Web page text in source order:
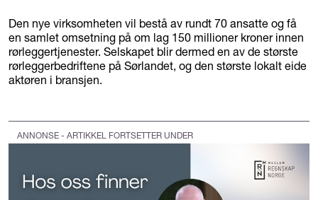
Den nye virksomheten vil bestå av rundt 70 ansatte og få
en samlet omsetning på om lag 150 millioner kroner innen
rørleggertjenester. Selskapet blir dermed en av de største
rørleggerbedriftene på Sørlandet, og den største lokalt eide
aktøren i bransjen.
ANNONSE - ARTIKKEL FORTSETTER UNDER